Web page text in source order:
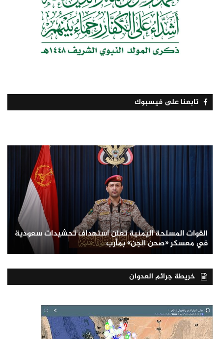
تابعنا على فيسبوك
القوات المسلحة اليمنية تعلن استهداف تحشيدات سعودية
في معسكر «صحن الجن» بمأرب
خريطة جرائم العدوان